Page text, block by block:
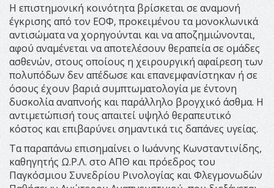
Η επιστημονική κοινότητα βρίσκεται σε αναμονή
έγκρισης από τον ΕΟΦ, προκειμένου τα μονοκλωνικά
αντισώματα να χορηγούνται και να αποζημιώνονται,
αφού αναμένεται να αποτελέσουν θεραπεία σε ομάδες
ασθενών, στους οποίους η χειρουργική αφαίρεση των
πολυπόδων δεν απέδωσε και επανεμφανίστηκαν ή σε
όσους έχουν βαριά συμπτωματολογία με έντονη
δυσκολία αναπνοής και παράλληλο βρογχικό άσθμα. Η
αντιμετώπισή τους απαιτεί υψηλό θεραπευτικό
κόστος και επιβαρύνει σημαντικά τις δαπάνες υγείας.
Τα παραπάνω επισημαίνει ο Ιωάννης Κωνσταντινίδης,
καθηγητής Ω.Ρ.Λ. στο ΑΠΘ και πρόεδρος του
Παγκόσμιου Συνεδρίου Ρινολογίας και Φλεγμονωδών